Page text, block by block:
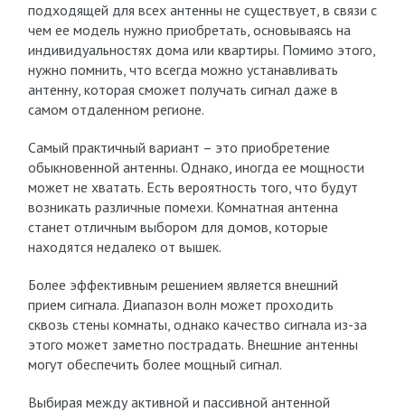
подходящей для всех антенны не существует, в связи с
чем ее модель нужно приобретать, основываясь на
индивидуальностях дома или квартиры. Помимо этого,
нужно помнить, что всегда можно устанавливать
антенну, которая сможет получать сигнал даже в
самом отдаленном регионе.
Самый практичный вариант – это приобретение
обыкновенной антенны. Однако, иногда ее мощности
может не хватать. Есть вероятность того, что будут
возникать различные помехи. Комнатная антенна
станет отличным выбором для домов, которые
находятся недалеко от вышек.
Более эффективным решением является внешний
прием сигнала. Диапазон волн может проходить
сквозь стены комнаты, однако качество сигнала из-за
этого может заметно пострадать. Внешние антенны
могут обеспечить более мощный сигнал.
Выбирая между активной и пассивной антенной